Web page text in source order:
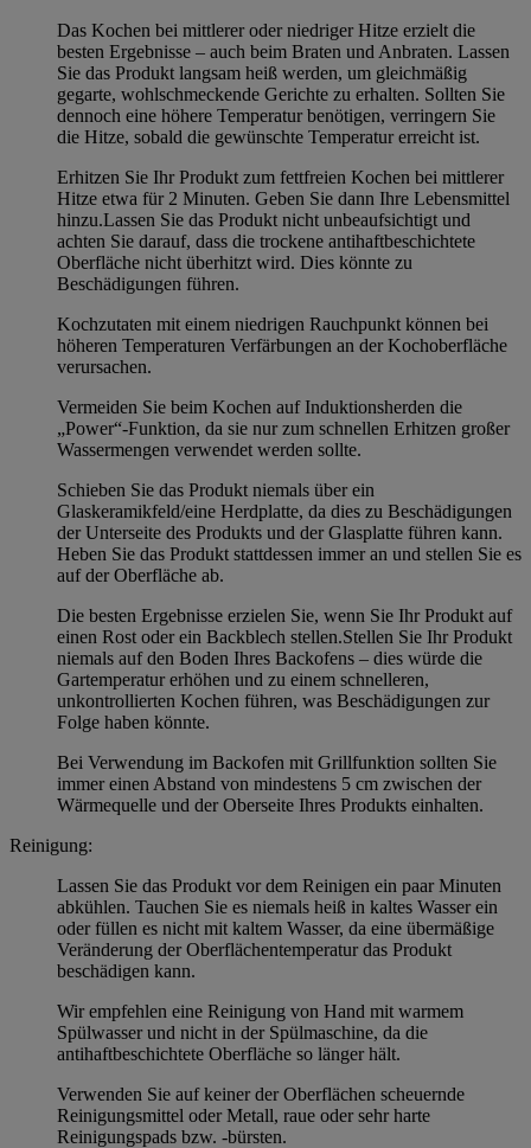
Das Kochen bei mittlerer oder niedriger Hitze erzielt die
besten Ergebnisse – auch beim Braten und Anbraten. Lassen
Sie das Produkt langsam heiß werden, um gleichmäßig
gegarte, wohlschmeckende Gerichte zu erhalten. Sollten Sie
dennoch eine höhere Temperatur benötigen, verringern Sie
die Hitze, sobald die gewünschte Temperatur erreicht ist.
Erhitzen Sie Ihr Produkt zum fettfreien Kochen bei mittlerer
Hitze etwa für 2 Minuten. Geben Sie dann Ihre Lebensmittel
hinzu.Lassen Sie das Produkt nicht unbeaufsichtigt und
achten Sie darauf, dass die trockene antihaftbeschichtete
Oberfläche nicht überhitzt wird. Dies könnte zu
Beschädigungen führen.
Kochzutaten mit einem niedrigen Rauchpunkt können bei
höheren Temperaturen Verfärbungen an der Kochoberfläche
verursachen.
Vermeiden Sie beim Kochen auf Induktionsherden die
„Power“-Funktion, da sie nur zum schnellen Erhitzen großer
Wassermengen verwendet werden sollte.
Schieben Sie das Produkt niemals über ein
Glaskeramikfeld/eine Herdplatte, da dies zu Beschädigungen
der Unterseite des Produkts und der Glasplatte führen kann.
Heben Sie das Produkt stattdessen immer an und stellen Sie es
auf der Oberfläche ab.
Die besten Ergebnisse erzielen Sie, wenn Sie Ihr Produkt auf
einen Rost oder ein Backblech stellen.Stellen Sie Ihr Produkt
niemals auf den Boden Ihres Backofens – dies würde die
Gartemperatur erhöhen und zu einem schnelleren,
unkontrollierten Kochen führen, was Beschädigungen zur
Folge haben könnte.
Bei Verwendung im Backofen mit Grillfunktion sollten Sie
immer einen Abstand von mindestens 5 cm zwischen der
Wärmequelle und der Oberseite Ihres Produkts einhalten.
Reinigung:
Lassen Sie das Produkt vor dem Reinigen ein paar Minuten
abkühlen. Tauchen Sie es niemals heiß in kaltes Wasser ein
oder füllen es nicht mit kaltem Wasser, da eine übermäßige
Veränderung der Oberflächentemperatur das Produkt
beschädigen kann.
Wir empfehlen eine Reinigung von Hand mit warmem
Spülwasser und nicht in der Spülmaschine, da die
antihaftbeschichtete Oberfläche so länger hält.
Verwenden Sie auf keiner der Oberflächen scheuernde
Reinigungsmittel oder Metall, raue oder sehr harte
Reinigungspads bzw. -bürsten.